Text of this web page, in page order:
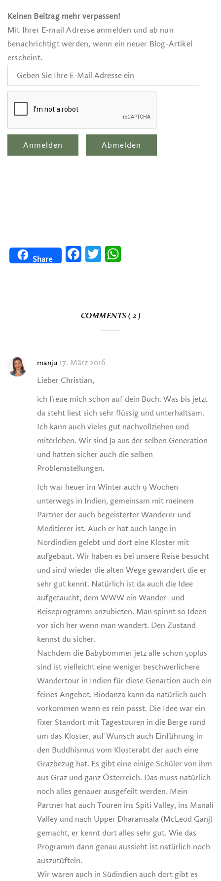
Keinen Beitrag mehr verpassen!
Mit Ihrer E-mail Adresse anmelden und ab nun
benachrichtigt werden, wenn ein neuer Blog-Artikel
erscheint.
Share
FacebookTwitter
COMMENTS ( 2 )
manju 17. März 2016
Lieber Christian,
ich freue mich schon auf dein Buch. Was bis jetzt
da steht liest sich sehr flüssig und unterhaltsam.
Ich kann auch vieles gut nachvollziehen und
miterleben. Wir sind ja aus der selben Generation
und hatten sicher auch die selben
Problemstellungen.
Ich war heuer im Winter auch 9 Wochen
unterwegs in Indien, gemeinsam mit meinem
Partner der auch begeisterter Wanderer und
Meditierer ist. Auch er hat auch lange in
Nordindien gelebt und dort eine Kloster mit
aufgebaut. Wir haben es bei unsere Reise besucht
und sind wieder die alten Wege gewandert die er
sehr gut kennt. Natürlich ist da auch die Idee
aufgetaucht, dem WWW ein Wander- und
Reiseprogramm anzubieten. Man spinnt so Ideen
vor sich her wenn man wandert. Den Zustand
kennst du sicher.
Nachdem die Babybommer jetz alle schon 50plus
sind ist vielleicht eine weniger beschwerlichere
Wandertour in Indien für diese Genartion auch ein
feines Angebot. Biodanza kann da natürlich auch
vorkommen wenn es rein passt. Die Idee war ein
fixer Standort mit Tagestouren in die Berge rund
um das Kloster, auf Wunsch auch Einführung in
den Buddhismus vom Klosterabt der auch eine
Grazbezug hat. Es gibt eine einige Schüler von ihm
aus Graz und ganz Österreich. Das muss natürlich
noch alles genauer ausgefeilt werden. Mein
Partner hat auch Touren ins Spiti Valley, ins Manali
Valley und nach Upper Dharamsala (McLeod Ganj)
gemacht, er kennt dort alles sehr gut. Wie das
Programm dann genau aussieht ist natürlich noch
auszutüfteln.
Wir waren auch in Südindien auch dort gibt es